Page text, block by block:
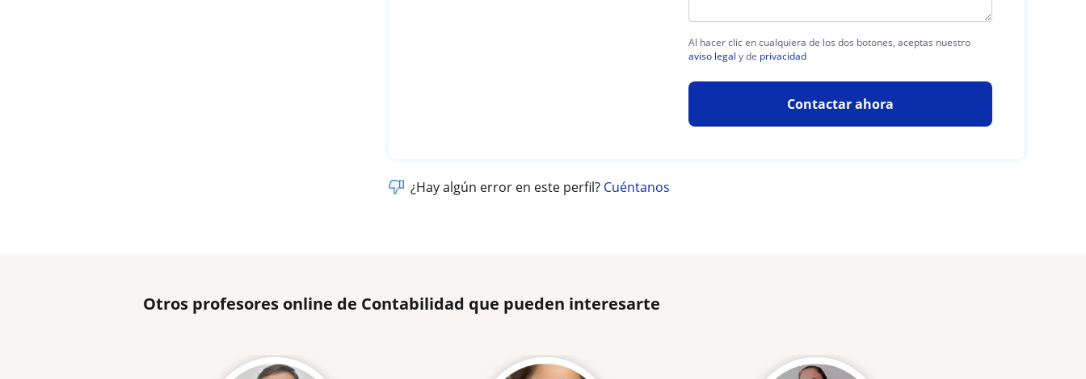
Al hacer clic en cualquiera de los dos botones, aceptas nuestro
aviso legal y de privacidad
Contactar ahora
¿Hay algún error en este perfil? Cuéntanos
Otros profesores online de Contabilidad que pueden interesarte